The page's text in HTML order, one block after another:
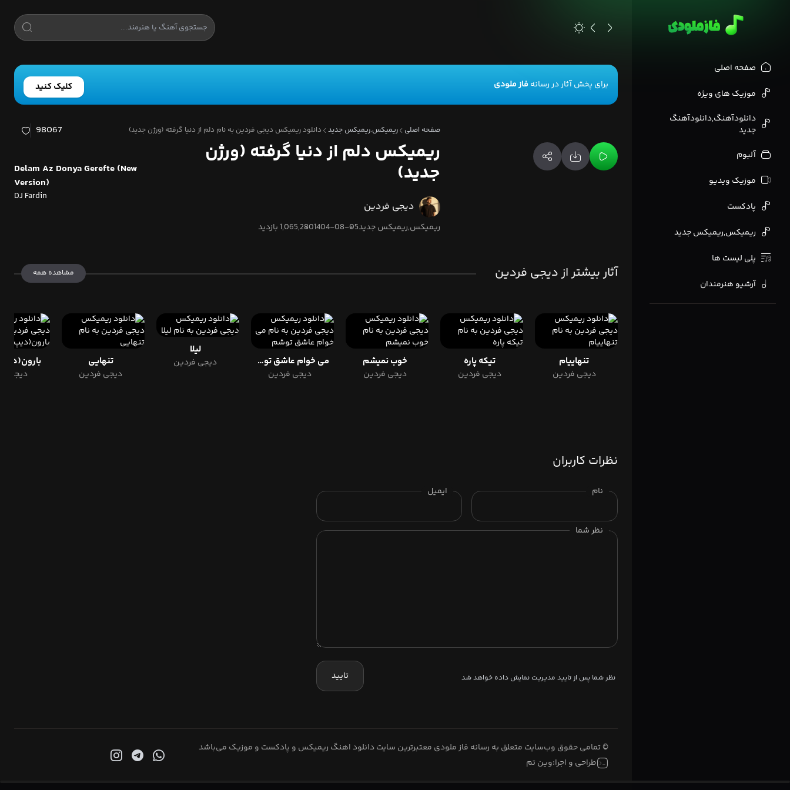
صفحه اصلی
موزیک های ویژه
دانلودآهنگ,دانلودآهنگ
جدید
آلبوم
موزیک ویدیو
پادکست
ریمیکس,ریمیکس جدید
پلی لیست ها
آرشیو هنرمندان
برای پخش آثار در رسانهفاز ملودی کلیک کنید
صفحه اصلی ریمیکس,ریمیکس جدید دانلود ریمیکس دیجی فردین به نام دلم از دنیا گرفته (ورژن جدید) 98067
ریمیکس دلم از دنیا گرفته (ورژن
جدید)
دیجی فردین
Delam Az Donya Gerefte (New
Version)
DJ Fardin
ریمیکس,ریمیکس جدید1404-08-051,065,280 بازدید
آثار بیشتر از دیجی فردین مشاهده همه
تنهاییام
دیجی فردین
تیکه پاره
دیجی فردین
خوب نمیشم
دیجی فردین
می خوام عاشق توشم
دیجی فردین
لیلا
دیجی فردین تنهایی
دیجی فردین دیجی
نظرات کاربران
نام ایمیل
نظر شما
نظر شما پس از تایید مدیریت نمایش داده خواهد شد تایید
© تمامی حقوق وب‌سایت متعلق به رسانه فاز ملودی معتبرترین سایت دانلود اهنگ ریمیکس و پادکست و موزیک می‌باشد
طراحی و اجرا:وین تم